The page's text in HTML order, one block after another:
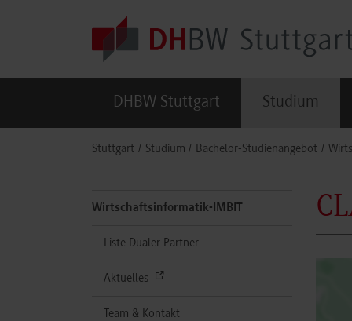
DHBW Stuttgart Studium
Stuttgart Studium Bachelor-Studienangebot
Wirtschaftsinformatik-IMBIT
Liste Dualer Partner
Aktuelles
Team & Kontakt